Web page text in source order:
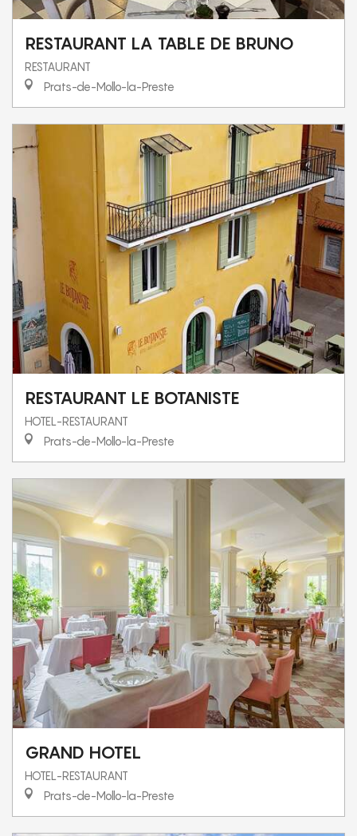
RESTAURANT LA TABLE DE BRUNO
RESTAURANT
Prats-de-Mollo-la-Preste
RESTAURANT LE BOTANISTE
HOTEL-RESTAURANT
Prats-de-Mollo-la-Preste
GRAND HOTEL
HOTEL-RESTAURANT
Prats-de-Mollo-la-Preste